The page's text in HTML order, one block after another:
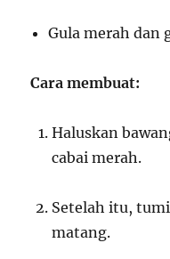
Gula merah dan
Cara membuat:
Haluskan
cabai merah.
Setelah itu,
matang.